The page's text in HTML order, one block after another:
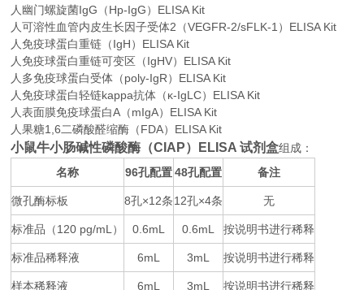
人幽门螺旋菌IgG（Hp-IgG）ELISA Kit
人可溶性血管内皮生长因子受体2（VEGFR-2/sFLK-1）ELISA Kit
人免疫球蛋白重链（IgH）ELISA Kit
人免疫球蛋白重链可变区（IgHV）ELISA Kit
人多免疫球蛋白受体（poly-IgR）ELISA Kit
人免疫球蛋白轻链kappa抗体（κ-IgLC）ELISA Kit
人表面膜免疫球蛋白A（mIgA）ELISA Kit
人果糖1,6二磷酸醛缩酶（FDA）ELISA Kit
小鼠牛小肠碱性磷酸酶（CIAP）ELISA 试剂盒组成：
名称
96孔配置 48孔配置 备注
微孔酶标板 8孔×12条 12孔×4条 无
标准品（120 pg/mL ） 0.6mL 0.6mL 按说明书进行稀释
标准品稀释液 6mL 3mL 按说明书进行稀释
样本稀释液 6mL 3mL 按说明书进行稀释